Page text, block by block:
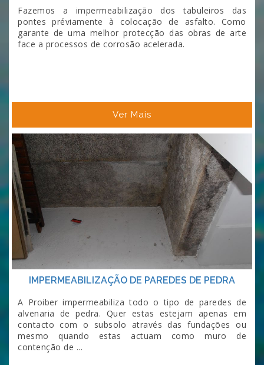
Fazemos a impermeabilização dos tabuleiros das
pontes préviamente à colocação de asfalto. Como
garante de uma melhor protecção das obras de arte
face a processos de corrosão acelerada.
Ver Mais
IMPERMEABILIZAÇÃO DE PAREDES DE PEDRA
A Proiber impermeabiliza todo o tipo de paredes de
alvenaria de pedra. Quer estas estejam apenas em
contacto com o subsolo através das fundações ou
mesmo quando estas actuam como muro de
contenção de ...